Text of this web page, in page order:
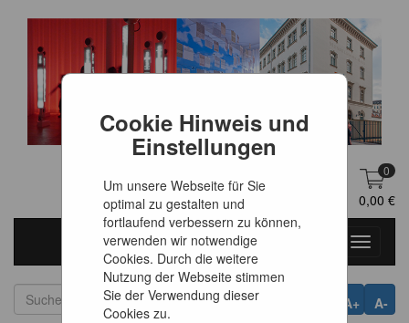
Cookie Hinweis und
Einstellungen
Um unsere Webseite für Sie
optimal zu gestalten und
fortlaufend verbessern zu können,
verwenden wir notwendige
Cookies. Durch die weitere
Nutzung der Webseite stimmen
Sie der Verwendung dieser
Cookies zu.
DE
0
0,00 €
Toggle
A-
A+